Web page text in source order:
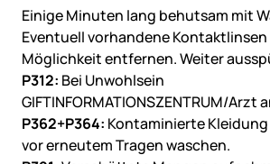
Einige Minuten lang behutsam mit
Eventuell vorhandene
Möglichkeit entfernen. Weiter
P312: Bei Unwohlsein
GIFTINFORMATIONSZENTRUM/Arzt
P362+P364: Kontaminierte
vor erneutem Tragen waschen.